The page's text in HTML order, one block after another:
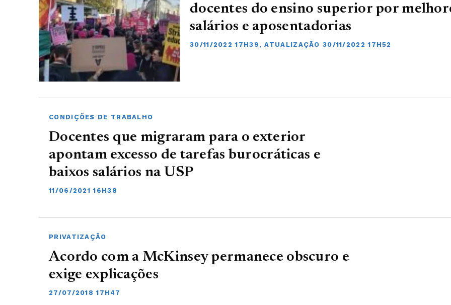
docentes do ensino superior por
salários e aposentadorias
30/11/2022 17H39, ATUALIZAÇÃO 30/11/2022 17H52
CONDIÇÕES DE TRABALHO
Docentes que migraram para o exterior
apontam excesso de tarefas burocráticas e
baixos salários na USP
11/06/2021 16H38
PRIVATIZAÇÃO
Acordo com a McKinsey permanece obscuro e
exige explicações
27/07/2018 17H47